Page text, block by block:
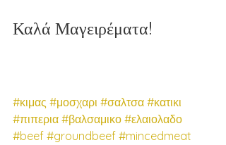
Καλά Μαγειρέματα!
#κιμας #μοσχαρι #σαλτσα #κατικι
#πιπερια #βαλσαμικο #ελαιολαδο
#beef #groundbeef #mincedmeat